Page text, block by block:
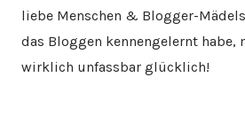
liebe Menschen & Blogger-
das Bloggen kennengelernt habe,
wirklich unfassbar glücklich!